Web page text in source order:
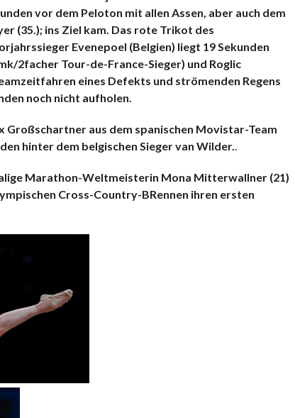
vor dem Peloton mit allen Assen, aber auch dem
(35.); ins Ziel kam. Das rote Trikot des
Evenepoel (Belgien) liegt 19 Sekunden
2facher Tour-de-France-Sieger) und Roglic
eines Defekts und strömenden Regens
noch nicht aufholen.
aus dem spanischen Movistar-Team
hinter dem belgischen Sieger van Wilder.
Marathon-Weltmeisterin Mona Mitterwallner (21)
Cross-Country-BRennen ihren ersten